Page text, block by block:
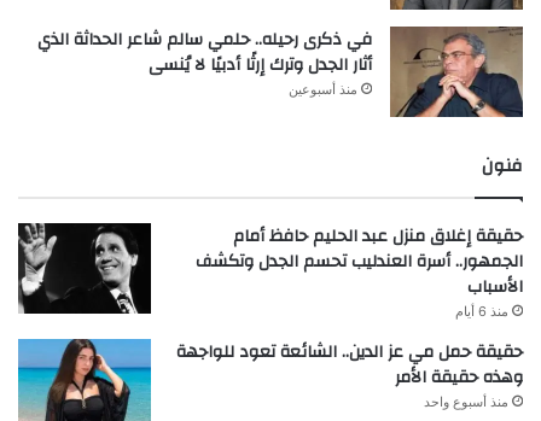
في ذكرى رحيله.. حلمي سالم شاعر الحداثة الذي
أثار الجدل وترك إرثًا أدبيًا لا يُنسى
منذ أسبوعين
فنون
حقيقة إغلاق منزل عبد الحليم حافظ أمام
الجمهور.. أسرة العندليب تحسم الجدل وتكشف
الأسباب
منذ 6 أيام
حقيقة حمل مي عز الدين.. الشائعة تعود للواجهة
وهذه حقيقة الأمر
منذ أسبوع واحد